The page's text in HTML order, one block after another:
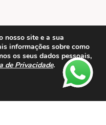
nosso site e a sua
informações sobre como
os seus dados pessoais,
de Privacidade.